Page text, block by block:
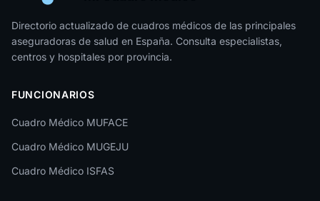
Jaén
La Rioja
León
Lleida
Lugo
Directorio actualizado de cuadros médicos de las principales
aseguradoras de salud en España. Consulta especialistas,
centros y hospitales por provincia.
FUNCIONARIOS
Cuadro Médico MUFACE
Cuadro Médico MUGEJU
Cuadro Médico ISFAS